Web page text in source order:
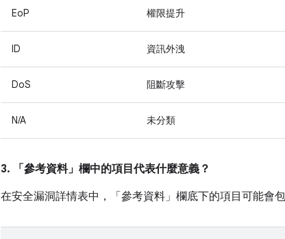
EoP 權限提升
ID 資訊外洩
DoS 阻斷攻擊
N/A 未分類
3. 「參考資料」 欄中的項目代表什麼意義？
在安全漏洞詳情表中，「參考資料」 欄底下的項目可能會